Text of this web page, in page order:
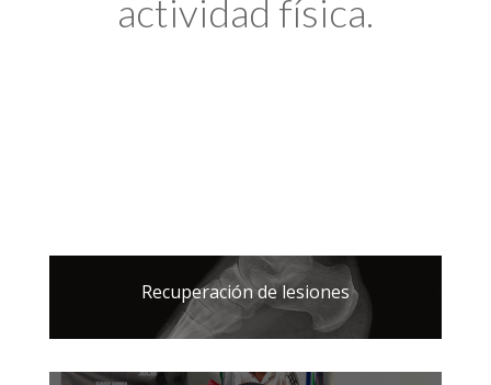
actividad física.
Recuperación de lesiones